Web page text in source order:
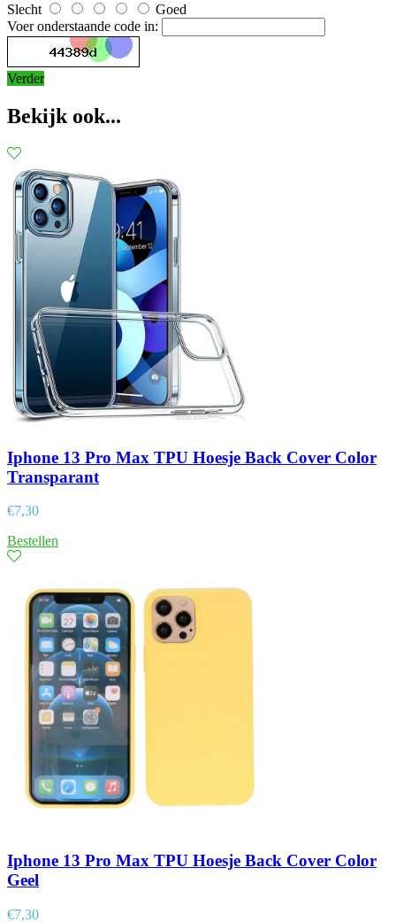
Slecht
Goed
Voer onderstaande code in:
Verder
Bekijk ook...
Iphone 13 Pro Max TPU Hoesje Back Cover Color
Transparant
€7,30
Bestellen
Iphone 13 Pro Max TPU Hoesje Back Cover Color
Geel
€7,30